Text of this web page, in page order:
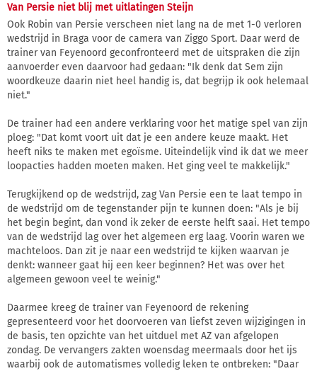
Van Persie niet blij met uitlatingen Steijn
Ook Robin van Persie verscheen niet lang na de met 1-0 verloren
wedstrijd in Braga voor de camera van Ziggo Sport. Daar werd de
trainer van Feyenoord geconfronteerd met de uitspraken die zijn
aanvoerder even daarvoor had gedaan: "Ik denk dat Sem zijn
woordkeuze daarin niet heel handig is, dat begrijp ik ook helemaal
niet."
De trainer had een andere verklaring voor het matige spel van zijn
ploeg: "Dat komt voort uit dat je een andere keuze maakt. Het
heeft niks te maken met egoïsme. Uiteindelijk vind ik dat we meer
loopacties hadden moeten maken. Het ging veel te makkelijk."
Terugkijkend op de wedstrijd, zag Van Persie een te laat tempo in
de wedstrijd om de tegenstander pijn te kunnen doen: "Als je bij
het begin begint, dan vond ik zeker de eerste helft saai. Het tempo
van de wedstrijd lag over het algemeen erg laag. Voorin waren we
machteloos. Dan zit je naar een wedstrijd te kijken waarvan je
denkt: wanneer gaat hij een keer beginnen? Het was over het
algemeen gewoon veel te weinig."
Daarmee kreeg de trainer van Feyenoord de rekening
gepresenteerd voor het doorvoeren van liefst zeven wijzigingen in
de basis, ten opzichte van het uitduel met AZ van afgelopen
zondag. De vervangers zakten woensdag meermaals door het ijs
waarbij ook de automatismes volledig leken te ontbreken: "Daar